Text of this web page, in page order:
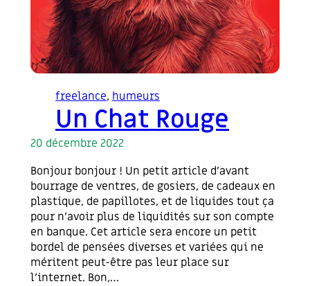
freelance, humeurs
Un Chat Rouge
20 décembre 2022
Bonjour bonjour ! Un petit article d’avant
bourrage de ventres, de gosiers, de cadeaux en
plastique, de papillotes, et de liquides tout ça
pour n’avoir plus de liquidités sur son compte
en banque. Cet article sera encore un petit
bordel de pensées diverses et variées qui ne
méritent peut-être pas leur place sur
l’internet. Bon,…